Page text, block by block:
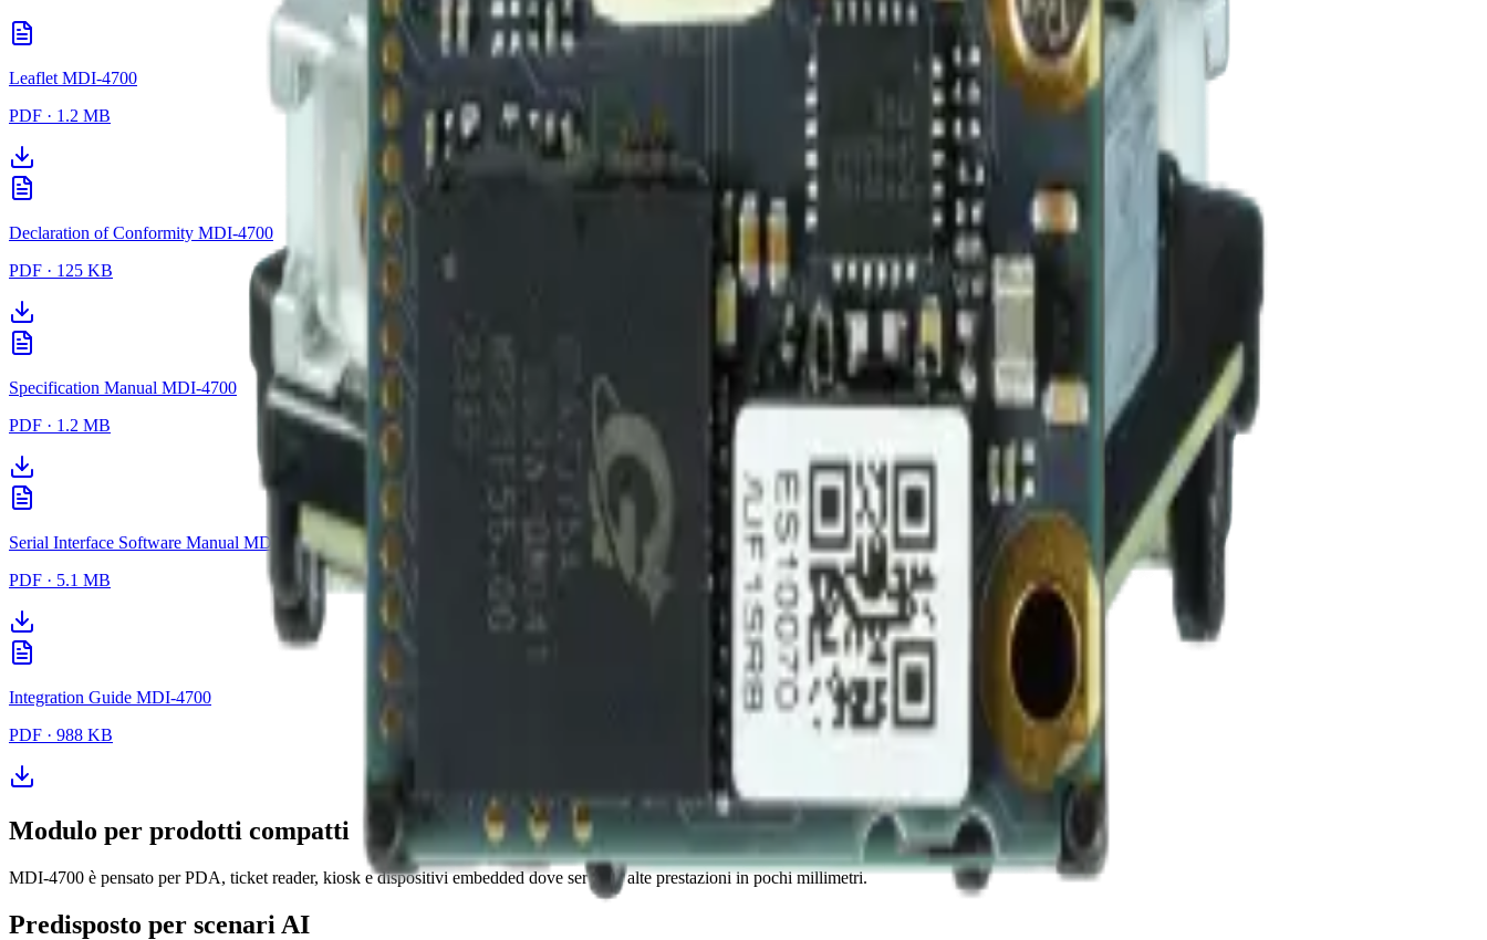
Leaflet MDI-4700
PDF · 1.2 MB
Declaration of Conformity MDI-4700
PDF · 125 KB
Specification Manual MDI-4700
PDF · 1.2 MB
Serial Interface Software Manual MDI-4700
PDF · 5.1 MB
Integration Guide MDI-4700
PDF · 988 KB
Modulo per prodotti compatti
MDI-4700 è pensato per PDA, ticket reader, kiosk e dispositivi embedded dove servono alte prestazioni in pochi millimetri.
Predisposto per scenari AI